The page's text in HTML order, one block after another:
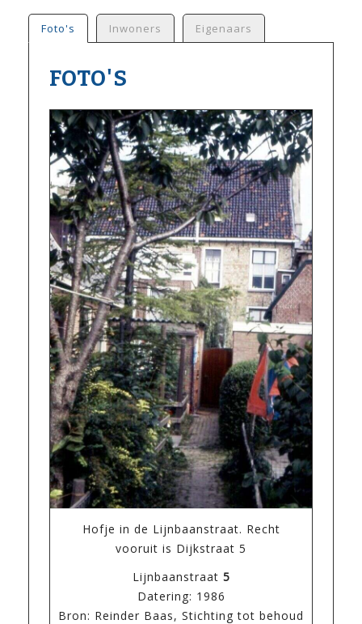
Foto's Inwoners Eigenaars
FOTO'S
Hofje in de Lijnbaanstraat. Recht
vooruit is Dijkstraat 5
Lijnbaanstraat 5
Datering: 1986
Bron: Reinder Baas, Stichting tot behoud